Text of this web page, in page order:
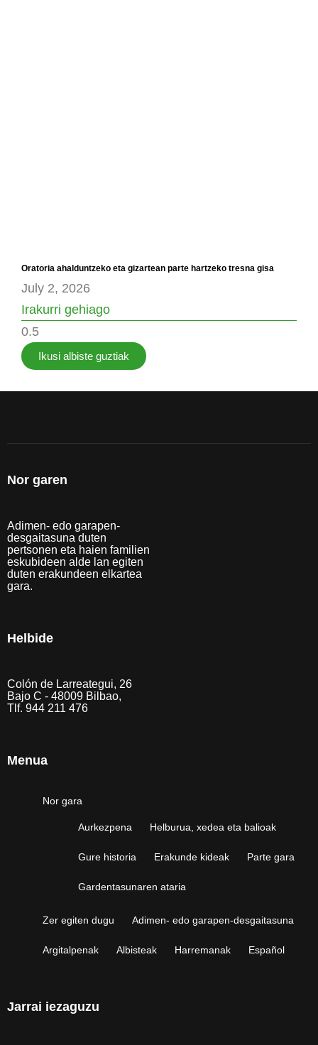
Oratoria ahalduntzeko eta gizartean parte hartzeko tresna gisa
July 2, 2026
Irakurri gehiago
Ikusi albiste guztiak
Nor garen
Adimen- edo garapen-
desgaitasuna duten
pertsonen eta haien familien
eskubideen alde lan egiten
duten erakundeen elkartea
gara.
Helbide
Colón de Larreategui, 26
Bajo C - 48009 Bilbao,
Tlf. 944 211 476
Menua
Nor gara
Aurkezpena Helburua, xedea eta balioak
Gure historia Erakunde kideak Parte gara
Gardentasunaren ataria
Zer egiten dugu Adimen- edo garapen-desgaitasuna
Argitalpenak Albisteak Harremanak Español
Jarrai iezaguzu